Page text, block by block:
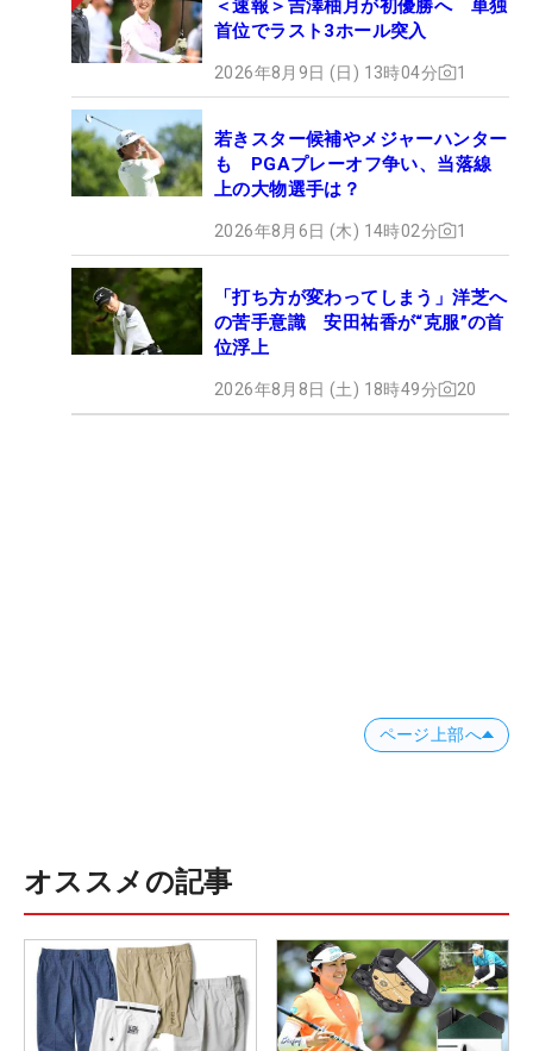
＜速報＞吉澤柚月が初優勝へ 単独
首位でラスト3ホール突入
2026年8月9日 (日) 13時04分 1
若きスター候補やメジャーハンター
も PGAプレーオフ争い、当落線
上の大物選手は？
2026年8月6日 (木) 14時02分 1
「打ち方が変わってしまう」洋芝へ
の苦手意識 安田祐香が“克服”の首
位浮上
2026年8月8日 (土) 18時49分 20
ページ上部へ
オススメの記事